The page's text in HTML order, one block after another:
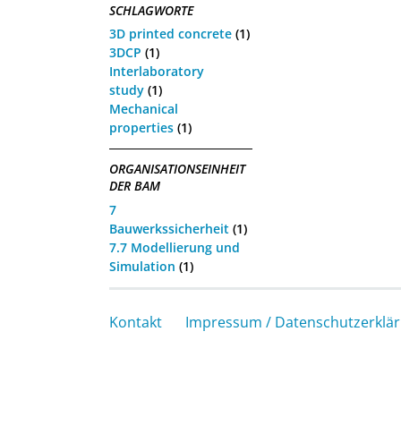
SCHLAGWORTE
3D printed concrete (1)
3DCP (1)
Interlaboratory
study (1)
Mechanical
properties (1)
ORGANISATIONSEINHEIT
DER BAM
7
Bauwerkssicherheit (1)
7.7 Modellierung und
Simulation (1)
Kontakt Impressum /